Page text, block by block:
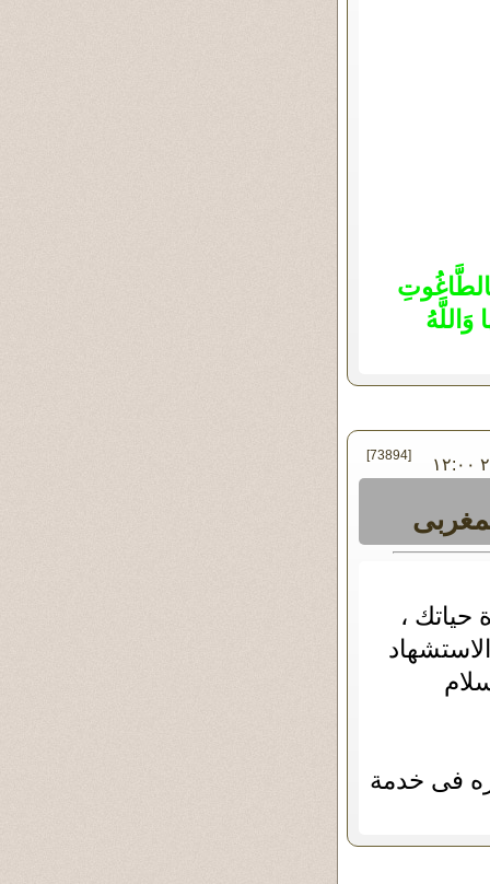
وَاللَّهُ
في الأحد ٠٢ - مارس - ٢٠١٤ ١٢:٠٠ [73894]
حياتك ،
فى خدمة